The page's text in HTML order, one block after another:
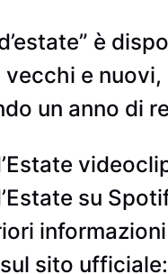
è
vecchi e
un anno di
su
sito ufficiale: